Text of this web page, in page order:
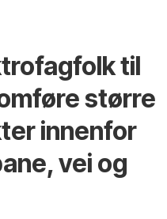
til
større
innenfor
vei og